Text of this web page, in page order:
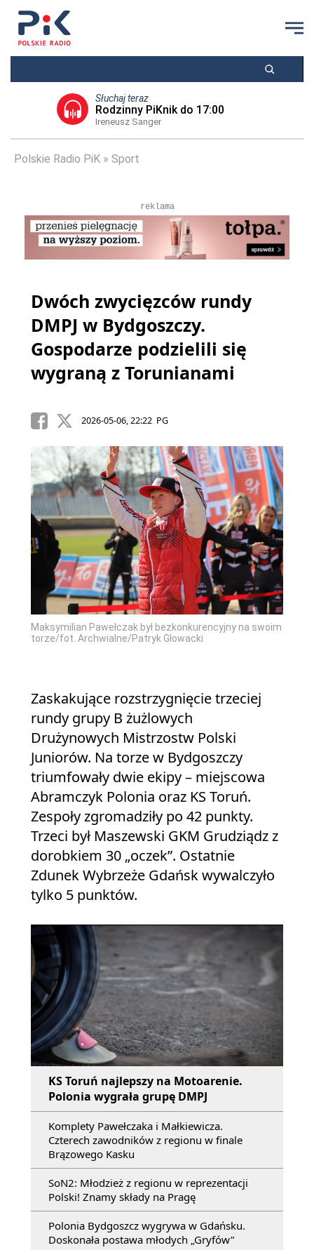
Słuchaj teraz
Rodzinny PiKnik do 17:00
Ireneusz Sanger
Polskie Radio PiK Sport
reklama
Dwóch zwycięzców rundy
DMPJ w Bydgoszczy.
Gospodarze podzielili się
wygraną z Torunianami
2026-05-06, 22:22 PG
Maksymilian Pawełczak był bezkonkurencyjny na swoim
torze/fot. Archwialne/Patryk Głowacki
Zaskakujące rozstrzygnięcie trzeciej
rundy grupy B żużlowych
Drużynowych Mistrzostw Polski
Juniorów. Na torze w Bydgoszczy
triumfowały dwie ekipy – miejscowa
Abramczyk Polonia oraz KS Toruń.
Zespoły zgromadziły po 42 punkty.
Trzeci był Maszewski GKM Grudziądz z
dorobkiem 30 „oczek”. Ostatnie
Zdunek Wybrzeże Gdańsk wywalczyło
tylko 5 punktów.
KS Toruń najlepszy na Motoarenie.
Polonia wygrała grupę DMPJ
Komplety Pawełczaka i Małkiewicza.
Czterech zawodników z regionu w finale
Brązowego Kasku
SoN2: Młodzież z regionu w reprezentacji
Polski! Znamy składy na Pragę
Polonia Bydgoszcz wygrywa w Gdańsku.
Doskonała postawa młodych „Gryfów”